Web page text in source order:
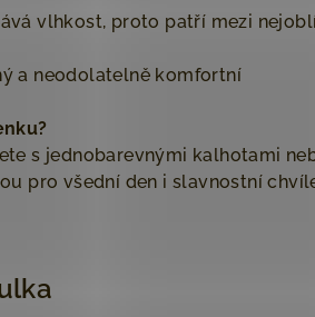
vlhkost, proto patří mezi
a neodolatelně komfortní
s jednobarevnými kalhotami
pro všední den i slavnostní